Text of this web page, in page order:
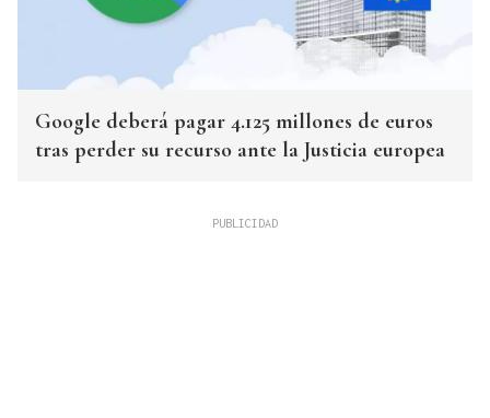
Google deberá pagar 4.125 millones de euros
tras perder su recurso ante la Justicia europea